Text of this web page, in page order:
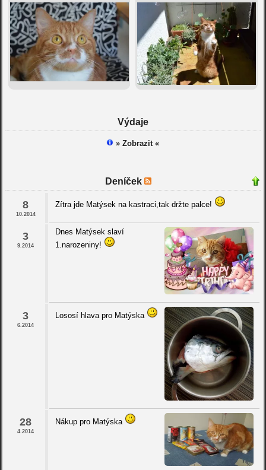
Výdaje
» Zobrazit «
Deníček
8
10.2014
Zítra jde Matýsek na kastraci,tak držte palce!
3
9.2014
Dnes Matýsek slaví
1.narozeniny!
3
6.2014
Lososí hlava pro Matýska
28
4.2014
Nákup pro Matýska